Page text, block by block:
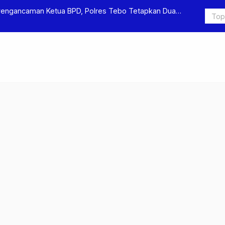
dan Penganiayaan, Dua Pelaku
Terkait
Ditjen